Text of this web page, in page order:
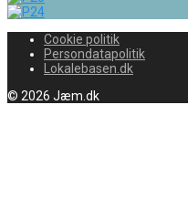
Cookie politik
Persondatapolitik
Lokalebasen.dk
© 2026 Jæm.dk